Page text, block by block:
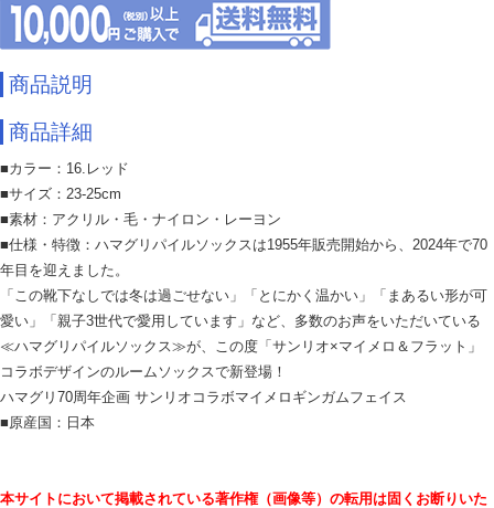
商品説明
商品詳細
■カラー：16.レッド
■サイズ：23-25cm
■素材：アクリル・毛・ナイロン・レーヨン
■仕様・特徴：ハマグリパイルソックスは1955年販売開始から、2024年で70
年目を迎えました。
「この靴下なしでは冬は過ごせない」「とにかく温かい」「まあるい形が可
愛い」「親子3世代で愛用しています」など、多数のお声をいただいている
≪ハマグリパイルソックス≫が、この度「サンリオ×マイメロ＆フラット」
コラボデザインのルームソックスで新登場！
ハマグリ70周年企画 サンリオコラボマイメロギンガムフェイス
■原産国：日本
本サイトにおいて掲載されている著作権（画像等）の転用は固くお断りいた